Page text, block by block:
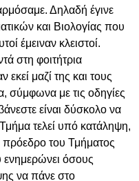
Δηλαδή έγινε
και Βιολογίας που
έμειναν κλειστοί.
στη φοιτήτρια
εκεί μαζί της και τους
σύμφωνα με τις οδηγίες
είναι δύσκολο να
τελεί υπό κατάληψη,
πρόεδρο του Τμήματος
όσους
να πάνε στο